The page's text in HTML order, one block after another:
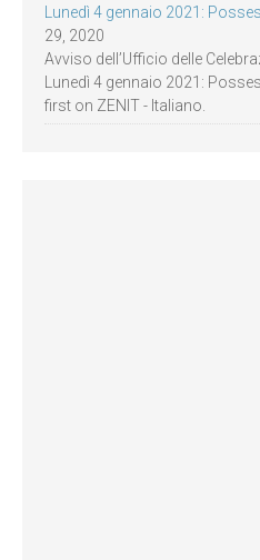
Lunedì 4 gennaio 2021:
29, 2020
Avviso dell’Ufficio delle
Lunedì 4 gennaio 2021:
first on ZENIT - Italiano.